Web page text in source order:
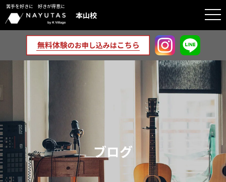
苦手を好きに 好きが得意に
本山校
ブログ